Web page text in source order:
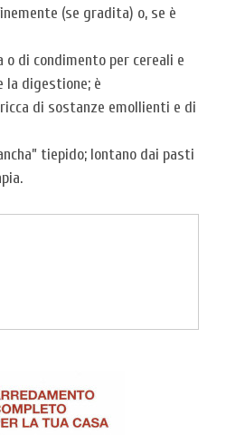
(se gradita) o, se è
di condimento per cereali e
la digestione; è
di sostanze emollienti e di
tiepido; lontano dai pasti